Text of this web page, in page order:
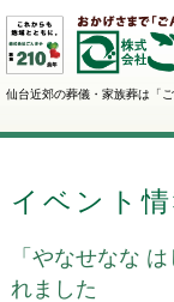
仙台近郊の葬儀・家族葬は「
イベント情
「やなせなな
れました